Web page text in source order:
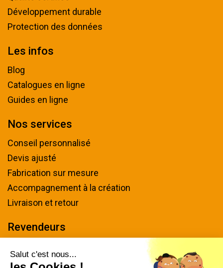
Développement durable
Protection des données
Les infos
Blog
Catalogues en ligne
Guides en ligne
Nos services
Conseil personnalisé
Devis ajusté
Fabrication sur mesure
Accompagnement à la création
Livraison et retour
Revendeurs
Salut c'est nous...